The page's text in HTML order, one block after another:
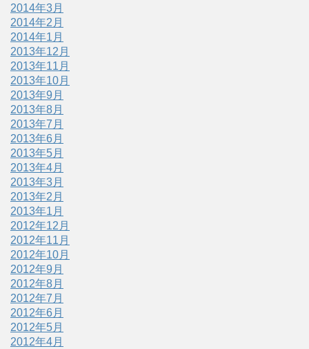
2014年3月
2014年2月
2014年1月
2013年12月
2013年11月
2013年10月
2013年9月
2013年8月
2013年7月
2013年6月
2013年5月
2013年4月
2013年3月
2013年2月
2013年1月
2012年12月
2012年11月
2012年10月
2012年9月
2012年8月
2012年7月
2012年6月
2012年5月
2012年4月